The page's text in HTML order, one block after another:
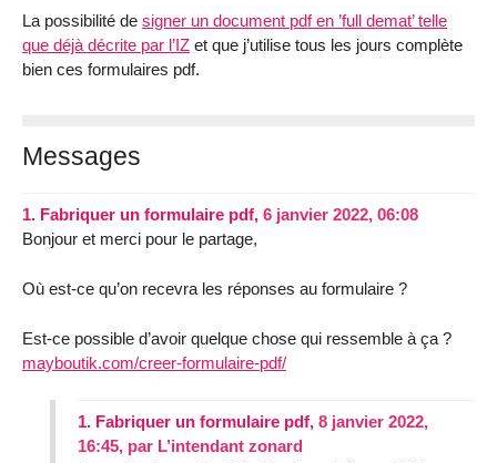
La possibilité de signer un document pdf en ’full demat’ telle
que déjà décrite par l’IZ et que j’utilise tous les jours complète
bien ces formulaires pdf.
Messages
1. Fabriquer un formulaire pdf, 6 janvier 2022, 06:08
Bonjour et merci pour le partage,
Où est-ce qu’on recevra les réponses au formulaire ?
Est-ce possible d’avoir quelque chose qui ressemble à ça ?
mayboutik.com/creer-formulaire-pdf/
1. Fabriquer un formulaire pdf, 8 janvier 2022,
16:45, par L’intendant zonard